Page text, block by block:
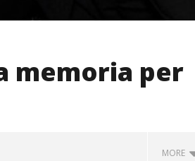
memoria per
MORE